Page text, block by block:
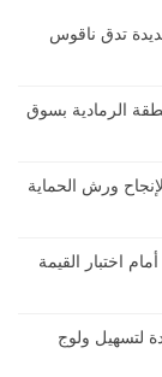
تدق ناقوس
في المنطقة الرمادية بسوق
ورش الحماية
أمام اختبار القيمة
لتسهيل ولوج